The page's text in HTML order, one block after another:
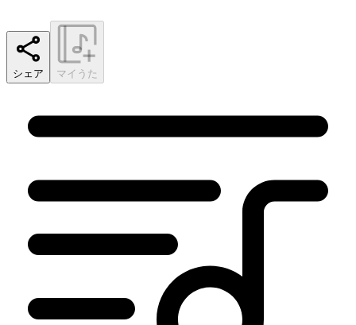
シェア マイうた